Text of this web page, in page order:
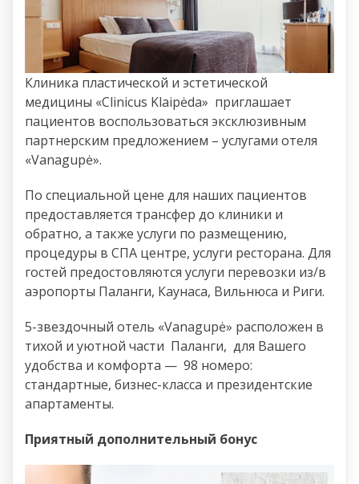
Клиника пластической и эстетической
медицины «Clinicus Klaipėda» приглашает
пациентов воспользоваться эксклюзивным
партнерским предложением – услугами отеля
«Vanagupė».
По специальной цене для наших пациентов
предоставляется трансфер до клиники и
обратно, а также услуги по размещению,
процедуры в СПА центре, услуги ресторана. Для
гостей предостовляются услуги перевозки из/в
аэропорты Паланги, Каунаса, Вильнюса и Риги.
5-звездочный отель «Vanagupė» расположен в
тихой и уютной части Паланги, для Вашего
удобства и комфорта — 98 номеро:
стандартные, бизнес-класса и президентские
апартаменты.
Приятный дополнительный бонус